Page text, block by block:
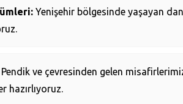
Yenişehir bölgesinde yaşayan
Pendik ve çevresinden gelen
hazırlıyoruz.